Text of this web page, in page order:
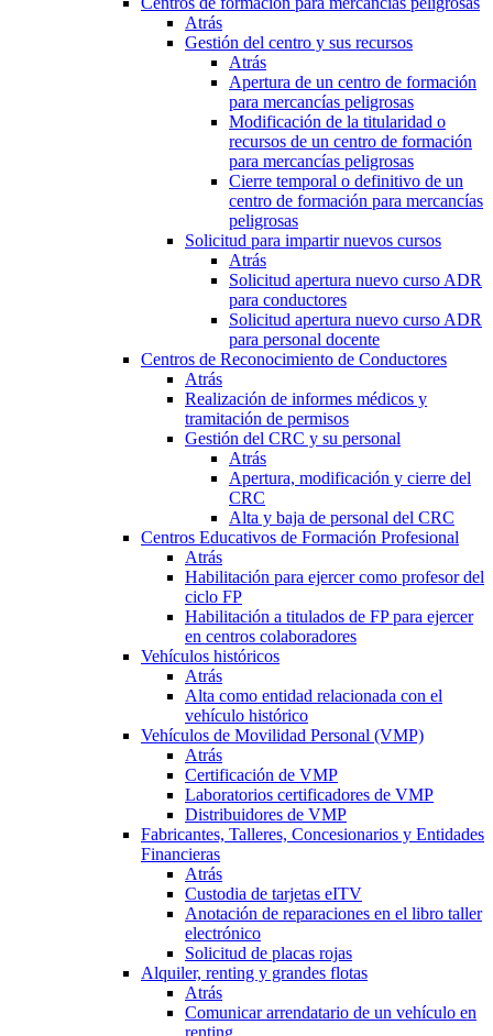
Atrás
Gestión del centro y sus recursos
Atrás
Apertura de un centro de formación
para mercancías peligrosas
Modificación de la titularidad o
recursos de un centro de formación
para mercancías peligrosas
Cierre temporal o definitivo de un
centro de formación para mercancías
peligrosas
Solicitud para impartir nuevos cursos
Atrás
Solicitud apertura nuevo curso ADR
para conductores
Solicitud apertura nuevo curso ADR
para personal docente
Centros de Reconocimiento de Conductores
Atrás
Realización de informes médicos y
tramitación de permisos
Gestión del CRC y su personal
Atrás
Apertura, modificación y cierre del
CRC
Alta y baja de personal del CRC
Centros Educativos de Formación Profesional
Atrás
Habilitación para ejercer como profesor del
ciclo FP
Habilitación a titulados de FP para ejercer
en centros colaboradores
Vehículos históricos
Atrás
Alta como entidad relacionada con el
vehículo histórico
Vehículos de Movilidad Personal (VMP)
Atrás
Certificación de VMP
Laboratorios certificadores de VMP
Distribuidores de VMP
Fabricantes, Talleres, Concesionarios y Entidades
Financieras
Atrás
Custodia de tarjetas eITV
Anotación de reparaciones en el libro taller
electrónico
Solicitud de placas rojas
Alquiler, renting y grandes flotas
Atrás
Comunicar arrendatario de un vehículo en